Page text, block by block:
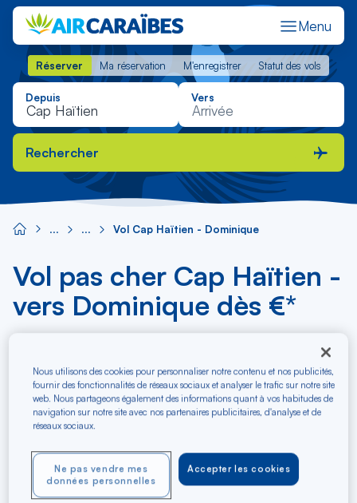
Menu
Réserver Ma réservation M'enregistrer Statut des vols
Réserver Ma réservation M'enregistrer Statut des vols
Depuis Vers
Rechercher
Vol Cap Haïtien - Dominique
Vol pas cher Cap Haïtien -
vers Dominique dès €*
Depuis
Cap Haïtien
la
Vers
Type de trajet
Nous utilisons des cookies pour personnaliser notre contenu et nos publicités,
fournir des fonctionnalités de réseaux sociaux et analyser le trafic sur notre site
web. Nous partageons également des informations quant à vos habitudes de
navigation sur notre site avec nos partenaires publicitaires, d'analyse et de
réseaux sociaux.
Accepter les cookies
Ne pas vendre mes
données personnelles